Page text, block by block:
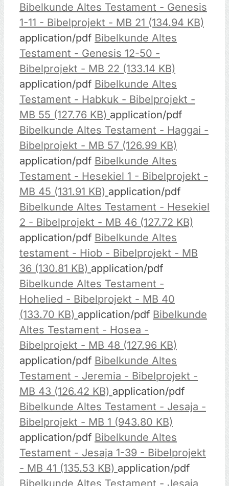
Bibelkunde Altes Testament - Genesis
1-11 - Bibelprojekt - MB 21 (134.94 KB)
application/pdf Bibelkunde Altes
Testament - Genesis 12-50 -
Bibelprojekt - MB 22 (133.14 KB)
application/pdf Bibelkunde Altes
Testament - Habkuk - Bibelprojekt -
MB 55 (127.76 KB) application/pdf
Bibelkunde Altes Testament - Haggai -
Bibelprojekt - MB 57 (126.99 KB)
application/pdf Bibelkunde Altes
Testament - Hesekiel 1 - Bibelprojekt -
MB 45 (131.91 KB) application/pdf
Bibelkunde Altes Testament - Hesekiel
2 - Bibelprojekt - MB 46 (127.72 KB)
application/pdf Bibelkunde Altes
testament - Hiob - Bibelprojekt - MB
36 (130.81 KB) application/pdf
Bibelkunde Altes Testament -
Hohelied - Bibelprojekt - MB 40
(133.70 KB) application/pdf Bibelkunde
Altes Testament - Hosea -
Bibelprojekt - MB 48 (127.96 KB)
application/pdf Bibelkunde Altes
Testament - Jeremia - Bibelprojekt -
MB 43 (126.42 KB) application/pdf
Bibelkunde Altes Testament - Jesaja -
Bibelprojekt - MB 1 (943.80 KB)
application/pdf Bibelkunde Altes
Testament - Jesaja 1-39 - Bibelprojekt
- MB 41 (135.53 KB) application/pdf
Bibelkunde Altes Testament - Jesaja